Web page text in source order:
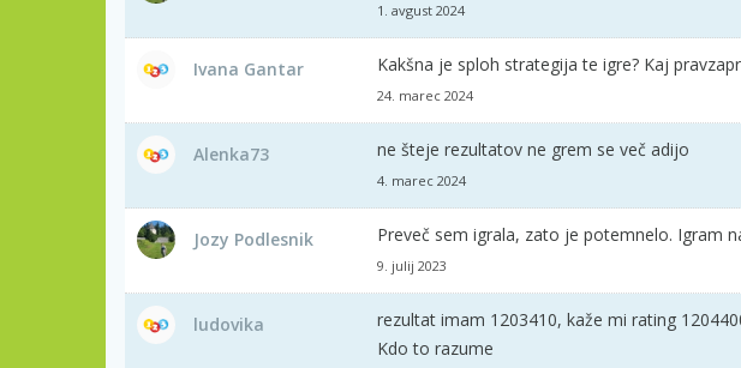
1. avgust 2024
Ivana Gantar Kakšna je sploh strategija te igre? Kaj
24. marec 2024
Alenka73 ne šteje rezultatov ne grem se več adijo
4. marec 2024
Jozy Podlesnik Preveč sem igrala, zato je potemnelo. Igram
9. julij 2023
ludovika
rezultat imam 1203410, kaže mi rating
Kdo to razume